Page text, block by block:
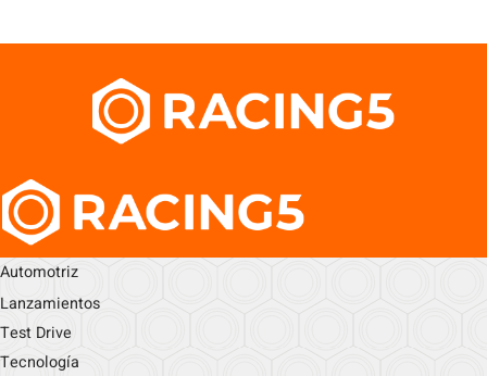
Automotriz
Lanzamientos
Test Drive
Tecnología